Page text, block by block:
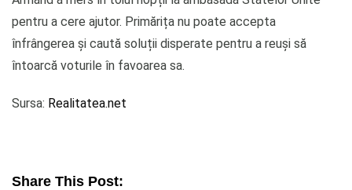
pentru a cere ajutor. Primărița nu poate accepta
înfrângerea și caută soluții disperate pentru a reuși să
întoarcă voturile în favoarea sa.
Sursa: Realitatea.net
Share This Post: